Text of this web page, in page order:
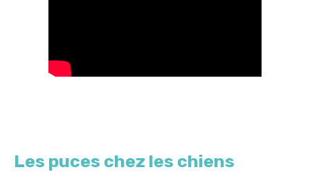
Les puces chez les chiens